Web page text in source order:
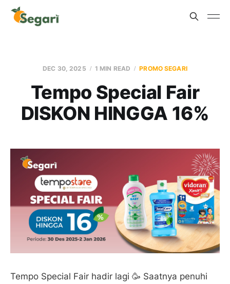
DEC 30, 2025 1 MIN READ PROMO SEGARI
Tempo Special Fair
DISKON HINGGA 16%
Tempo Special Fair hadir lagi 🥳 Saatnya penuhi